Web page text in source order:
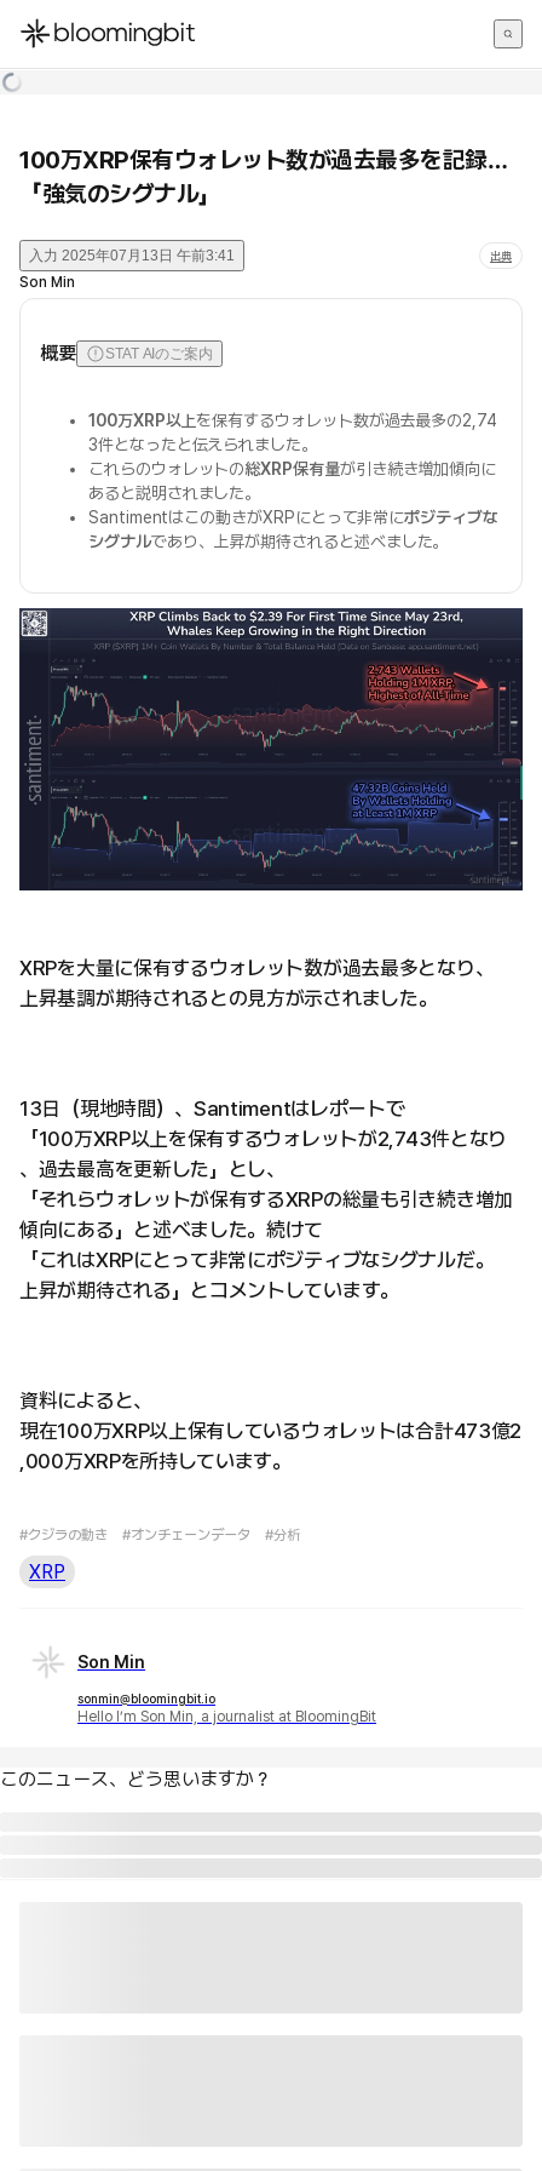
한국어
100万XRP保有ウォレット数が過去最多を記録…
「強気のシグナル」
入力 2025年07月13日 午前3:41 出典
Son Min
概要 STAT AIのご案内
100万XRP以上を保有するウォレット数が過去最多の2,74
3件となったと伝えられました。
これらのウォレットの総XRP保有量が引き続き増加傾向に
あると説明されました。
Santimentはこの動きがXRPにとって非常にポジティブな
シグナルであり、上昇が期待されると述べました。
XRPを大量に保有するウォレット数が過去最多となり、
上昇基調が期待されるとの見方が示されました。
13日（現地時間）、Santimentはレポートで
「100万XRP以上を保有するウォレットが2,743件となり
、過去最高を更新した」とし、
「それらウォレットが保有するXRPの総量も引き続き増加
傾向にある」と述べました。続けて
「これはXRPにとって非常にポジティブなシグナルだ。
上昇が期待される」とコメントしています。
資料によると、
現在100万XRP以上保有しているウォレットは合計473億2
,000万XRPを所持しています。
#クジラの動き #オンチェーンデータ #分析
XRP
Son Min
sonmin@bloomingbit.io
Hello I’m Son Min, a journalist at BloomingBit
このニュース、どう思いますか？